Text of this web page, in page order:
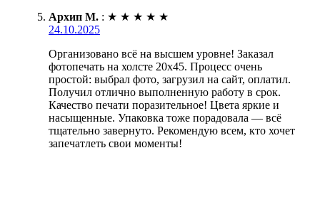
Архип М. : ★ ★ ★ ★ ★
24.10.2025
Организовано всё на высшем уровне! Заказал
фотопечать на холсте 20х45. Процесс очень
простой: выбрал фото, загрузил на сайт, оплатил.
Получил отлично выполненную работу в срок.
Качество печати поразительное! Цвета яркие и
насыщенные. Упаковка тоже порадовала — всё
тщательно завернуто. Рекомендую всем, кто хочет
запечатлеть свои моменты!